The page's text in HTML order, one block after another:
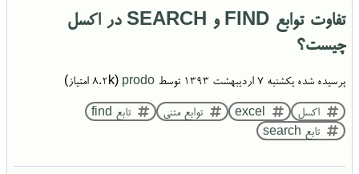
تفاوت توابع FIND و SEARCH در اکسل
چیست؟
پرسیده شده یکشنبه ۷ اردیبهشت ۱۳۹۳ توسط prodo
(
8.2k امتیاز)
اکسل excel توابع متنی
تابع find
تابع search